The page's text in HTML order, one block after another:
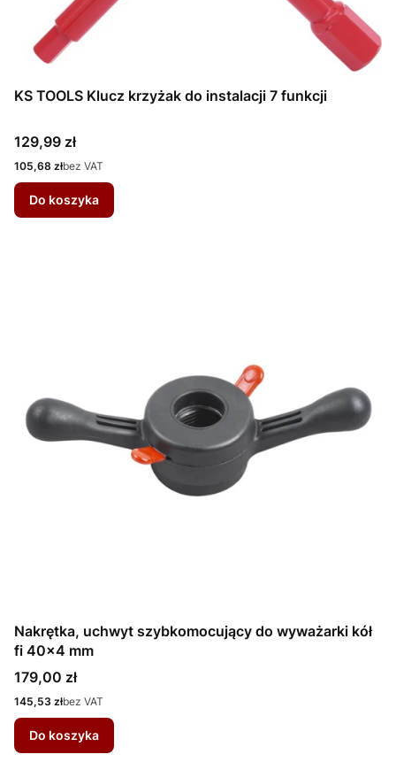
KS TOOLS Klucz krzyżak do instalacji 7 funkcji
Cena
129,99 zł
Cena
105,68 złbez VAT
Do koszyka
Nakrętka, uchwyt szybkomocujący do wyważarki kół
fi 40x4 mm
Cena
179,00 zł
Cena
145,53 złbez VAT
Do koszyka